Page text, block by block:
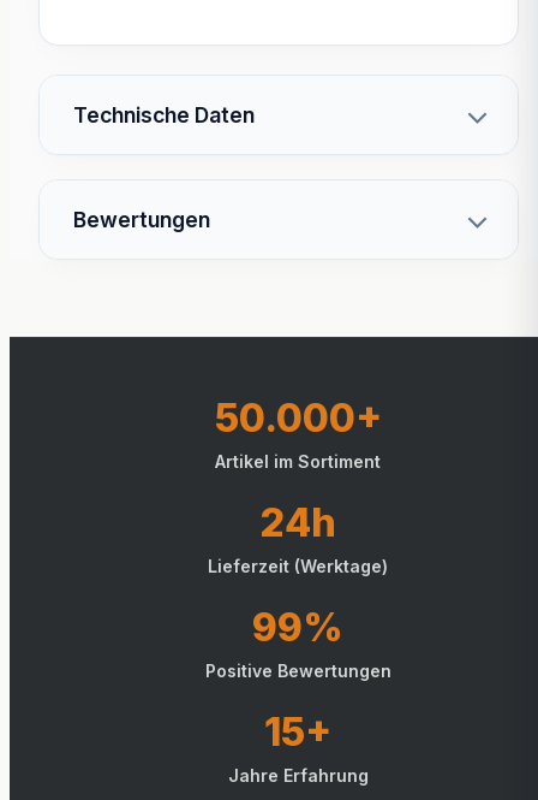
Technische Daten
Bewertungen
50.000+
Artikel im Sortiment
24h
Lieferzeit (Werktage)
99%
Positive Bewertungen
15+
Jahre Erfahrung